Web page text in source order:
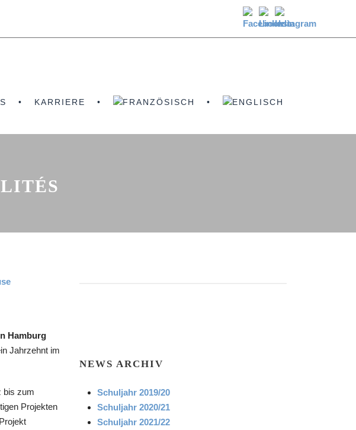
KARRIERE
Hamburg
Jahrzehnt im
bis zum
Projekten
NEWS ARCHIV
Schuljahr 2019/20
Schuljahr 2020/21
Schuljahr 2021/22